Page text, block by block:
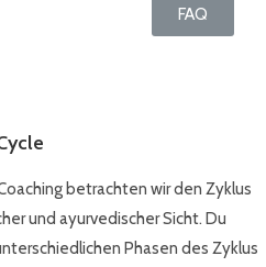
FAQ
betrachten wir den Zyklus
und ayurvedischer Sicht. Du
Phasen des Zyklus